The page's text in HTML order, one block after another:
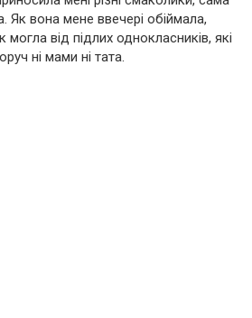
Як вона мене ввечері обіймала,
могла від підлих однокласників, які
ні мами ні тата.